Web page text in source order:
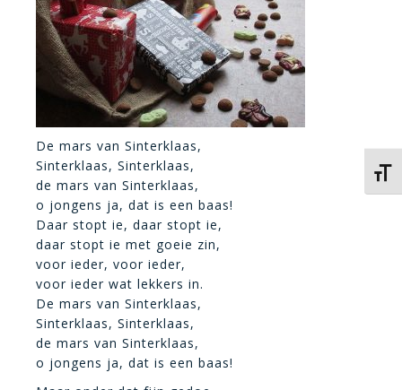
De mars van Sinterklaas,
Sinterklaas, Sinterklaas,
de mars van Sinterklaas,
o jongens ja, dat is een baas!
Daar stopt ie, daar stopt ie,
daar stopt ie met goeie zin,
voor ieder, voor ieder,
voor ieder wat lekkers in.
De mars van Sinterklaas,
Sinterklaas, Sinterklaas,
de mars van Sinterklaas,
o jongens ja, dat is een baas!